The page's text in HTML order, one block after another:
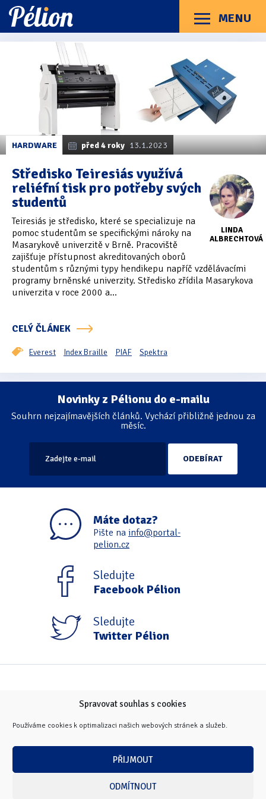
Spravovat souhlas s cookies
Používáme cookies k optimalizaci našich webových stránek a služeb.
PŘIJMOUT
ODMÍTNOUT
Přejít
na
štítky
Přejít
na
kategorie
Přejít
na
obsah
MENU
Menu
Příručky
Kategorie článků
Dotazníky(3)
Hardware
Braillské řádky(31)
Lupy (8)
Mobilní zařízení(85)
Počítače a notebooky
Zápisníky(7)
Názory & zkušenosti(143)
Oficiální materiály (57)
Pracuji zrakem (456)
Pracuji zrakem a sluchem(515)
Služby(115)
Běžný software(284)
Tipy & triky
Články
kategorie
PIAF
HARDWARE před 4 roky 13.1.2023
LINDA
ALBRECHTOVÁ
Středisko Teiresiás využívá
reliéfní tisk pro potřeby svých
studentů
Teiresiás je středisko, které se specializuje na
pomoc studentům se specifickými nároky na
Masarykově univerzitě v Brně. Pracoviště
zajišťuje přístupnost akreditovaných oborů
studentům s různými typy hendikepu napříč vzdělávacími
programy brněnské univerzity. Středisko zřídila Masarykova
univerzita v roce 2000 a...
CELÝ ČLÁNEK
Everest Index Braille PIAF Spektra
Stránkování
Novinky z Pélionu do e-mailu
Souhrn nejzajímavějších článků. Vychází přibližně jednou za
měsíc.
Máte dotaz?
Pište na info@portal-
pelion.cz
Sledujte
Facebook Pélion
Sledujte
Twitter Pélion